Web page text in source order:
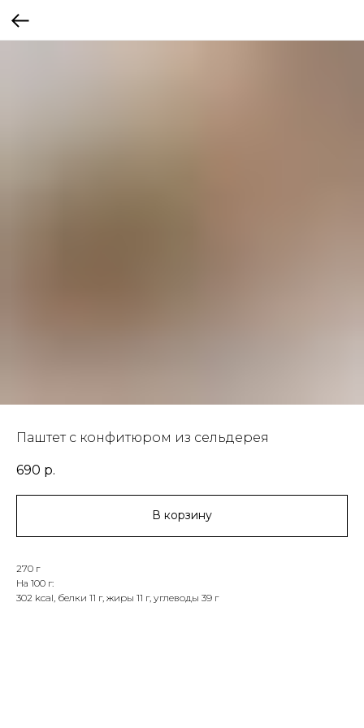
Паштет с конфитюром из сельдерея
690 р.
В корзину
270 г
На 100 г:
302 kcal, белки 11 г, жиры 11 г, углеводы 39 г